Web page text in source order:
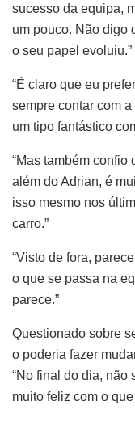
sucesso da equipa,
um pouco. Não digo
o seu papel evoluiu.”
“É claro que eu
sempre contar com
um tipo fantástico
“Mas também confio
além do Adrian, é
isso mesmo nos
carro.”
“Visto de fora,
o que se passa na
parece.”
Questionado sobre
o poderia fazer
“No final do dia, não
muito feliz com o